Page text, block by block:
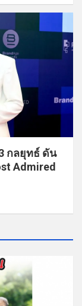
กลยุทธ์ ดัน
Admired